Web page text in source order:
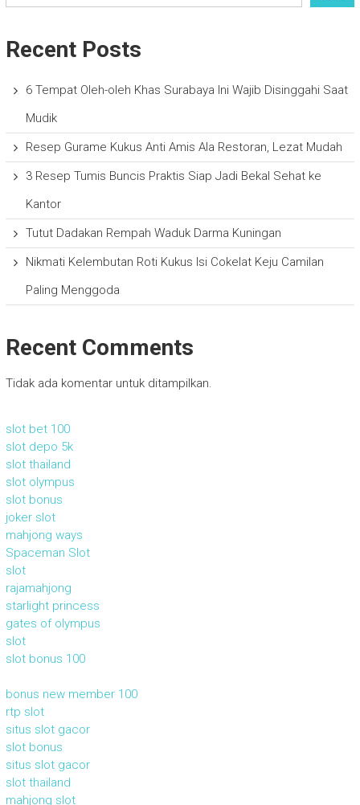
Recent Posts
6 Tempat Oleh-oleh Khas Surabaya Ini Wajib Disinggahi Saat
Mudik
Resep Gurame Kukus Anti Amis Ala Restoran, Lezat Mudah
3 Resep Tumis Buncis Praktis Siap Jadi Bekal Sehat ke
Kantor
Tutut Dadakan Rempah Waduk Darma Kuningan
Nikmati Kelembutan Roti Kukus Isi Cokelat Keju Camilan
Paling Menggoda
Recent Comments
Tidak ada komentar untuk ditampilkan.
slot bet 100
slot depo 5k
slot thailand
slot olympus
slot bonus
joker slot
mahjong ways
Spaceman Slot
slot
rajamahjong
starlight princess
gates of olympus
slot
slot bonus 100
bonus new member 100
rtp slot
situs slot gacor
slot bonus
situs slot gacor
slot thailand
mahjong slot